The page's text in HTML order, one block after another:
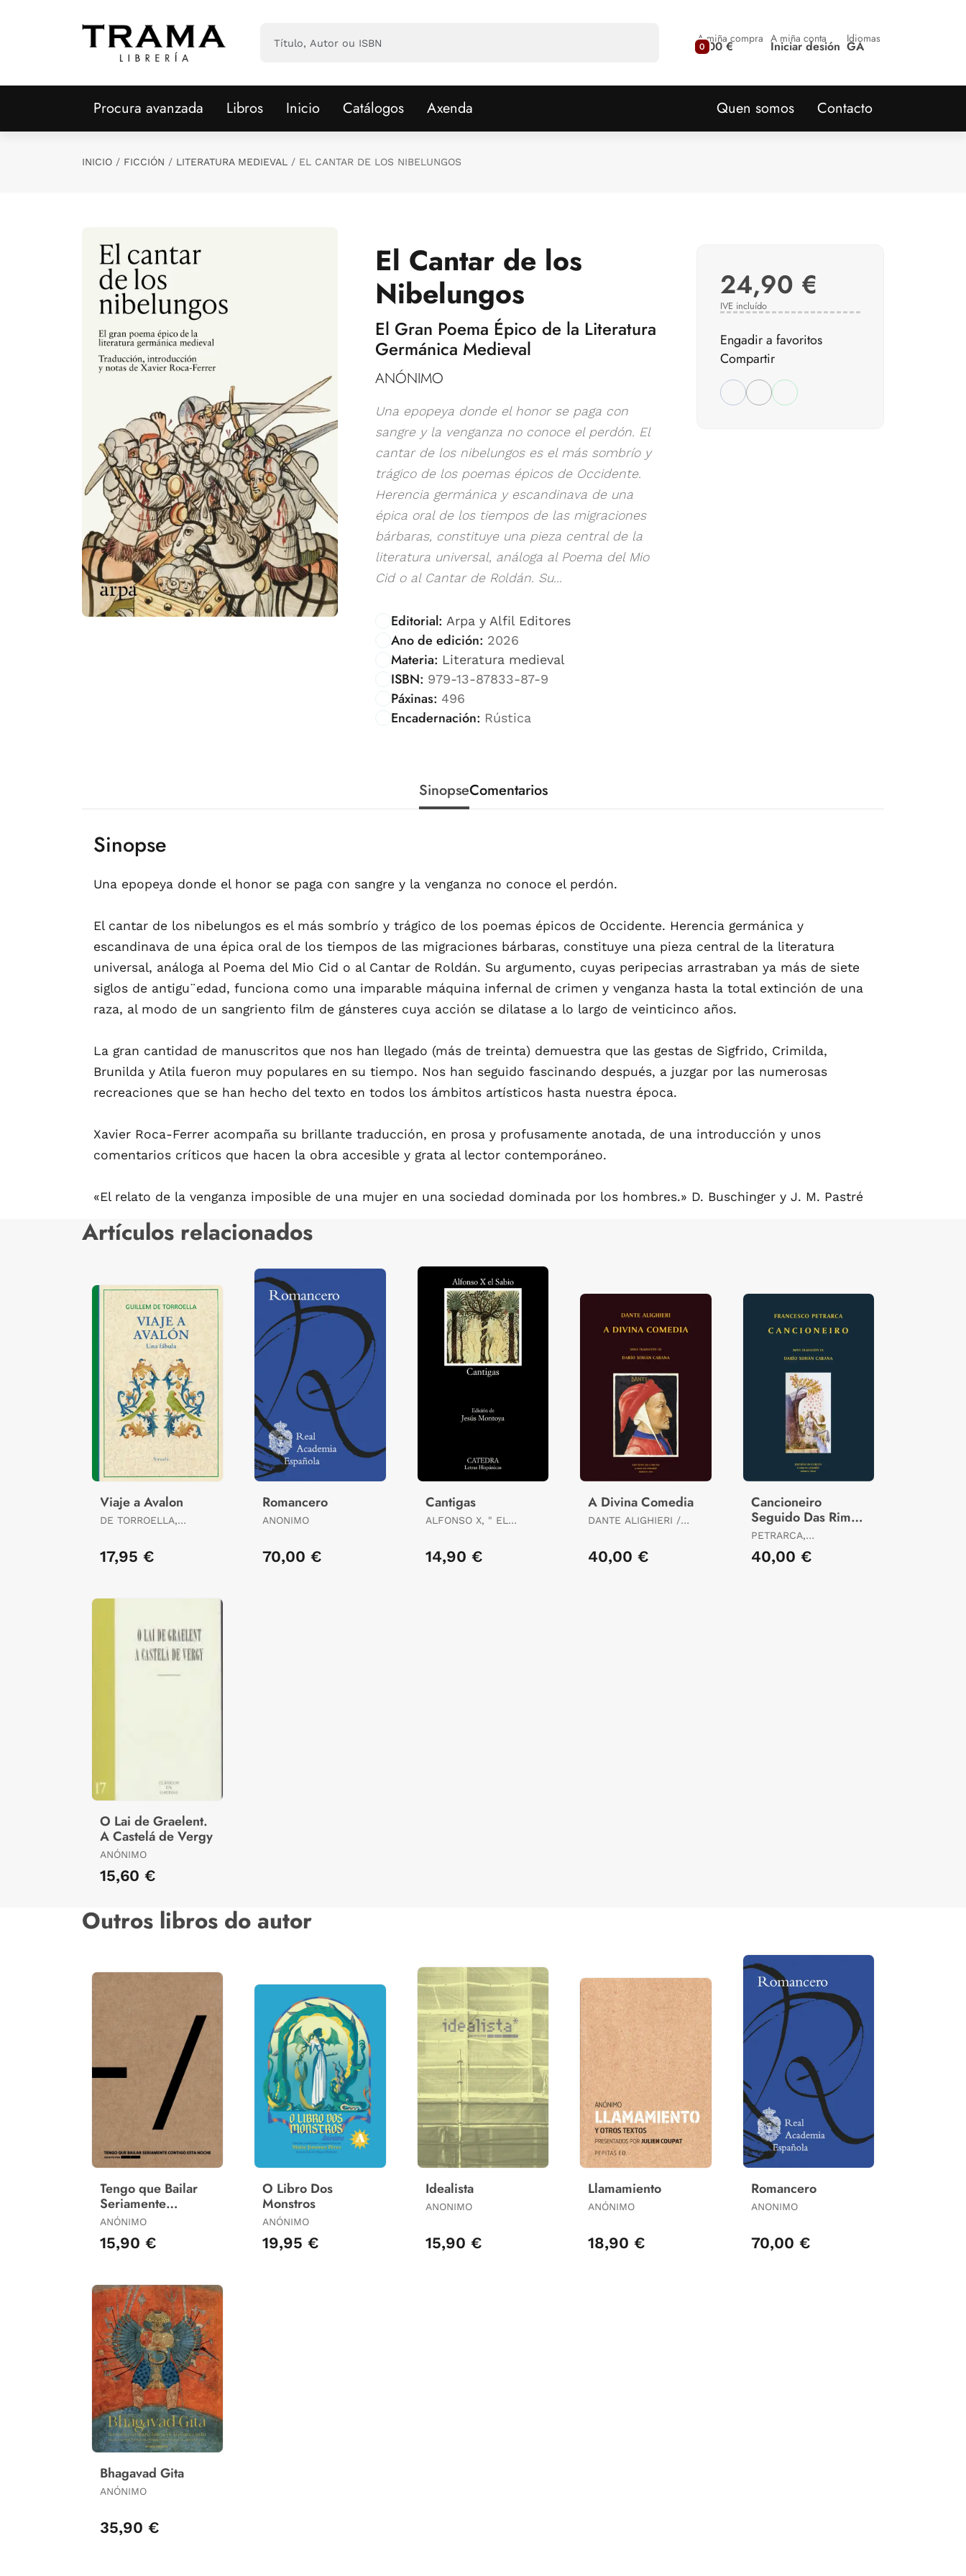
0
A miña compra
0,00 € A miña conta
Iniciar desión Idiomas
GA
Procura avanzada Libros Inicio Catálogos Axenda Quen somos Contacto
INICIO FICCIÓN LITERATURA MEDIEVAL EL CANTAR DE LOS NIBELUNGOS
El Cantar de los
Nibelungos
El Gran Poema Épico de la Literatura
Germánica Medieval
ANÓNIMO
Una epopeya donde el honor se paga con
sangre y la venganza no conoce el perdón. El
cantar de los nibelungos es el más sombrío y
trágico de los poemas épicos de Occidente.
Herencia germánica y escandinava de una
épica oral de los tiempos de las migraciones
bárbaras, constituye una pieza central de la
literatura universal, análoga al Poema del Mio
Cid o al Cantar de Roldán. Su...
Editorial: Arpa y Alfil Editores
Ano de edición: 2026
Materia: Literatura medieval
ISBN: 979-13-87833-87-9
Páxinas: 496
Encadernación: Rústica
24,90 €
IVE incluído
Engadir a favoritos
Compartir
SinopseComentarios
Sinopse
Una epopeya donde el honor se paga con sangre y la venganza no conoce el perdón.
El cantar de los nibelungos es el más sombrío y trágico de los poemas épicos de Occidente. Herencia germánica y
escandinava de una épica oral de los tiempos de las migraciones bárbaras, constituye una pieza central de la literatura
universal, análoga al Poema del Mio Cid o al Cantar de Roldán. Su argumento, cuyas peripecias arrastraban ya más de siete
siglos de antigu¨edad, funciona como una imparable máquina infernal de crimen y venganza hasta la total extinción de una
raza, al modo de un sangriento film de gánsteres cuya acción se dilatase a lo largo de veinticinco años.
La gran cantidad de manuscritos que nos han llegado (más de treinta) demuestra que las gestas de Sigfrido, Crimilda,
Brunilda y Atila fueron muy populares en su tiempo. Nos han seguido fascinando después, a juzgar por las numerosas
recreaciones que se han hecho del texto en todos los ámbitos artísticos hasta nuestra época.
Xavier Roca-Ferrer acompaña su brillante traducción, en prosa y profusamente anotada, de una introducción y unos
comentarios críticos que hacen la obra accesible y grata al lector contemporáneo.
«El relato de la venganza imposible de una mujer en una sociedad dominada por los hombres.» D. Buschinger y J. M. Pastré
Artículos relacionados
Viaje a Avalon
DE TORROELLA,
17,95 €
Romancero
ANONIMO
70,00 €
Cantigas
ALFONSO X, " EL
14,90 €
A Divina Comedia
DANTE ALIGHIERI /
40,00 €
Cancioneiro
Seguido Das Rimas
Dispersas
PETRARCA,
CABANA, DARÍO XOHÁN
40,00 €
O Lai de Graelent.
A Castelá de Vergy
ANÓNIMO
15,60 €
Outros libros do autor
Tengo que Bailar
Seriamente
Contigo esta Noche
ANÓNIMO
15,90 €
O Libro Dos
Monstros
ANÓNIMO
19,95 €
Idealista
ANONIMO
15,90 €
Llamamiento
ANÓNIMO
18,90 €
Romancero
ANONIMO
70,00 €
Bhagavad Gita
ANÓNIMO
35,90 €